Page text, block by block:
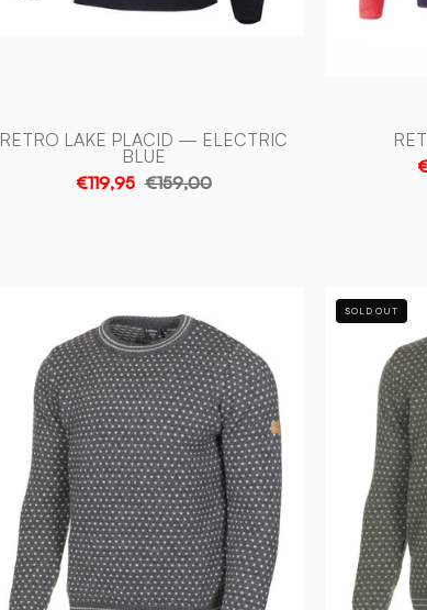
RETRO LAKE PLACID — ELECTRIC
BLUE
€119,95 €159,00
CREWNECK,
100%
ULL
—
GREY
-
Ivanhoe
of
Sweden
SOLD OUT